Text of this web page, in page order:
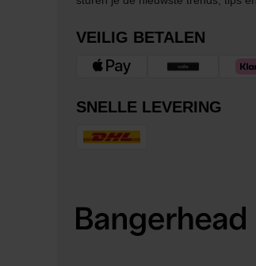
VEILIG BETALEN
SNELLE LEVERING